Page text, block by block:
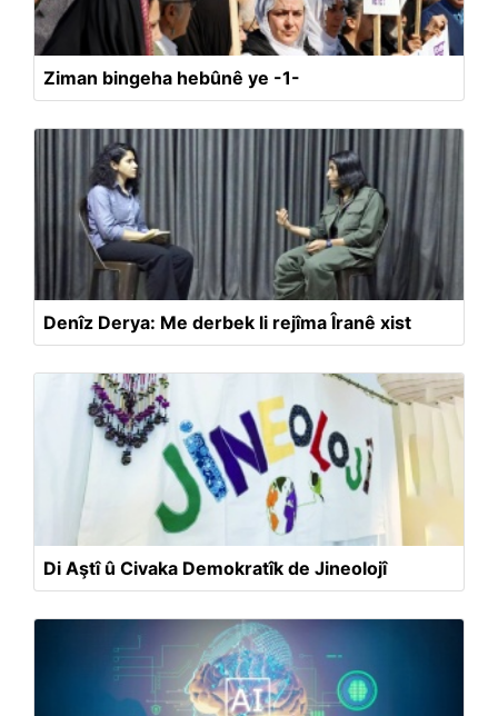
Ziman bingeha hebûnê ye -1-
Denîz Derya: Me derbek li rejîma Îranê xist
Di Aştî û Civaka Demokratîk de Jineolojî